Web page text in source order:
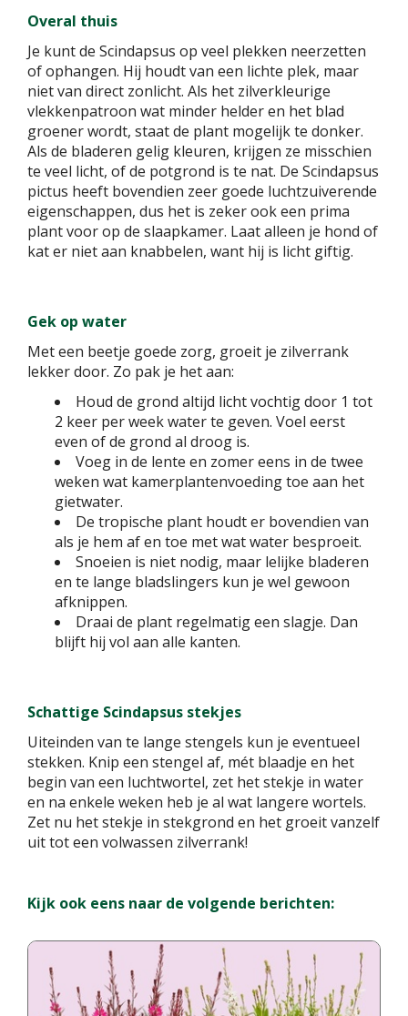
Overal thuis
Je kunt de Scindapsus op veel plekken neerzetten
of ophangen. Hij houdt van een lichte plek, maar
niet van direct zonlicht. Als het zilverkleurige
vlekkenpatroon wat minder helder en het blad
groener wordt, staat de plant mogelijk te donker.
Als de bladeren gelig kleuren, krijgen ze misschien
te veel licht, of de potgrond is te nat. De Scindapsus
pictus heeft bovendien zeer goede luchtzuiverende
eigenschappen, dus het is zeker ook een prima
plant voor op de slaapkamer. Laat alleen je hond of
kat er niet aan knabbelen, want hij is licht giftig.
Gek op water
Met een beetje goede zorg, groeit je zilverrank
lekker door. Zo pak je het aan:
Houd de grond altijd licht vochtig door 1 tot
2 keer per week water te geven. Voel eerst
even of de grond al droog is.
Voeg in de lente en zomer eens in de twee
weken wat kamerplantenvoeding toe aan het
gietwater.
De tropische plant houdt er bovendien van
als je hem af en toe met wat water besproeit.
Snoeien is niet nodig, maar lelijke bladeren
en te lange bladslingers kun je wel gewoon
afknippen.
Draai de plant regelmatig een slagje. Dan
blijft hij vol aan alle kanten.
Schattige Scindapsus stekjes
Uiteinden van te lange stengels kun je eventueel
stekken. Knip een stengel af, mét blaadje en het
begin van een luchtwortel, zet het stekje in water
en na enkele weken heb je al wat langere wortels.
Zet nu het stekje in stekgrond en het groeit vanzelf
uit tot een volwassen zilverrank!
Kijk ook eens naar de volgende berichten: